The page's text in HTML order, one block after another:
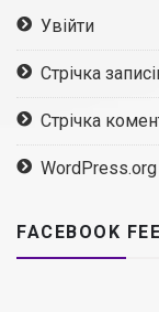
Увійти
Стрічка
Стрічка
WordPress.org
FACEBOOK